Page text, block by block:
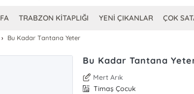
TRABZON KİTAPLIĞI YENİ ÇIKANLAR ÇOK
Bu Kadar Tantana Yeter
Bu Kadar Tantana
Mert Arık
Timaş Çocuk